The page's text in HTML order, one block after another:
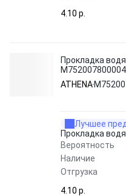
4.10 p.
Прокладка
ATHENA
Лучшее
Прокладка
Вероятность
Наличие
Отгрузка
4.10 p.